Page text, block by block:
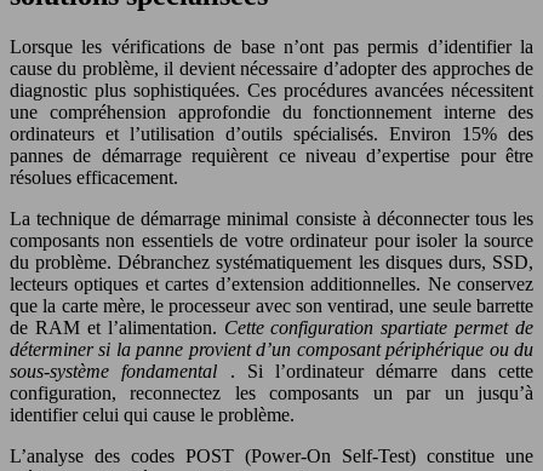
Lorsque les vérifications de base n’ont pas permis d’identifier la
cause du problème, il devient nécessaire d’adopter des approches de
diagnostic plus sophistiquées. Ces procédures avancées nécessitent
une compréhension approfondie du fonctionnement interne des
ordinateurs et l’utilisation d’outils spécialisés. Environ 15% des
pannes de démarrage requièrent ce niveau d’expertise pour être
résolues efficacement.
La technique de démarrage minimal consiste à déconnecter tous les
composants non essentiels de votre ordinateur pour isoler la source
du problème. Débranchez systématiquement les disques durs, SSD,
lecteurs optiques et cartes d’extension additionnelles. Ne conservez
que la carte mère, le processeur avec son ventirad, une seule barrette
de RAM et l’alimentation. Cette configuration spartiate permet de
déterminer si la panne provient d’un composant périphérique ou du
sous-système fondamental . Si l’ordinateur démarre dans cette
configuration, reconnectez les composants un par un jusqu’à
identifier celui qui cause le problème.
L’analyse des codes POST (Power-On Self-Test) constitue une